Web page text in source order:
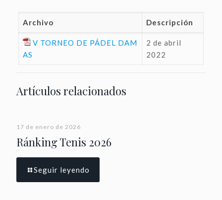
Archivo Descripción
V TORNEO DE PÁDEL DAM
AS
2 de abril
2022
Artículos relacionados
17 de enero de 2026
Ránking Tenis 2026
Seguir leyendo